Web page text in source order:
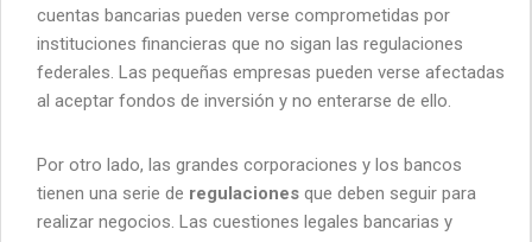
cuentas bancarias pueden verse comprometidas por
instituciones financieras que no sigan las regulaciones
federales. Las pequeñas empresas pueden verse afectadas
al aceptar fondos de inversión y no enterarse de ello.
Por otro lado, las grandes corporaciones y los bancos
tienen una serie de regulaciones que deben seguir para
realizar negocios. Las cuestiones legales bancarias y